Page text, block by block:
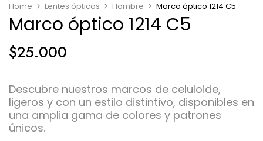
Home Lentes ópticos Hombre Marco óptico 1214 C5
Marco óptico 1214 C5
$25.000
Descubre nuestros marcos de celuloide,
ligeros y con un estilo distintivo, disponibles en
una amplia gama de colores y patrones
únicos.